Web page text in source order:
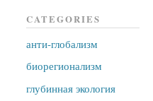
CATEGORIES
анти-глобализм
биорегионализм
глубинная экология